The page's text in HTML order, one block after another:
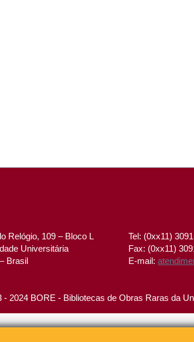
Relógio, 109 – Bloco L
Universitária
Brasil
Tel: (0xx11)
Fax: (0xx11)
E-mail:
- 2024 BORE - Bibliotecas de Obras Raras da